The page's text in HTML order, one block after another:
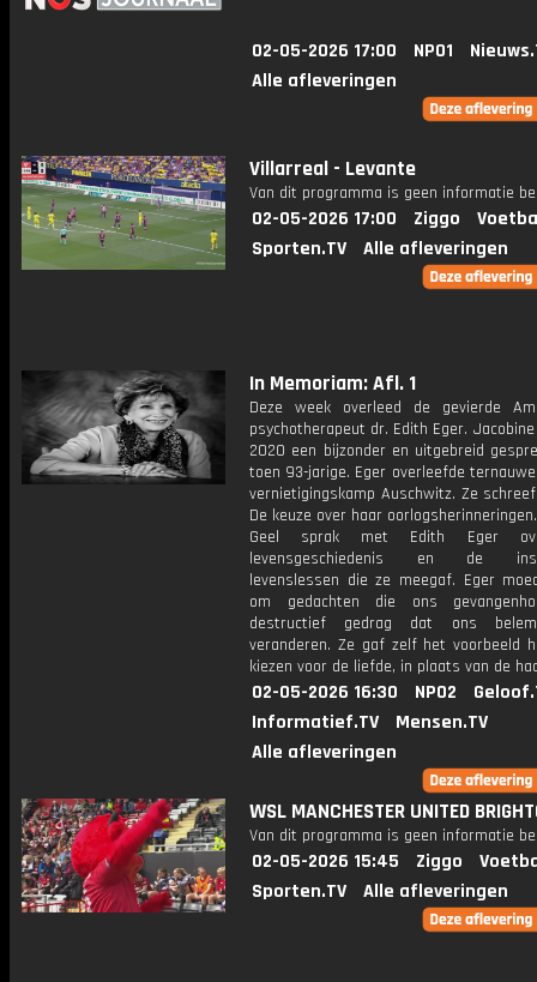
02-05-2026 17:00 NPO1
Alle afleveringen
Villarreal - Levante
Van dit programma is geen informatie
02-05-2026 17:00 Ziggo
Sporten.TV
Alle afleveringen
In Memoriam: Afl. 1
Deze week overleed de gevierde
psychotherapeut dr. Edith Eger.
2020 een bijzonder en uitgebreid
toen 93-jarige. Eger overleefde
vernietigingskamp Auschwitz. Ze
De keuze over haar
Geel sprak met Edith Eger
levensgeschiedenis en de
levenslessen die ze meegaf. Eger
om gedachten die ons
destructief gedrag dat ons
veranderen. Ze gaf zelf het voorbeeld
kiezen voor de liefde, in plaats van de
02-05-2026 16:30 NPO2
Informatief.TV
Mensen.TV
Alle afleveringen
WSL MANCHESTER UNITED
Van dit programma is geen informatie
02-05-2026 15:45 Ziggo
Sporten.TV
Alle afleveringen